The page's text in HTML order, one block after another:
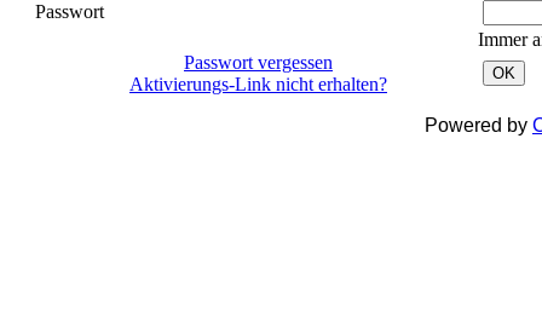
Passwort
Immer
Passwort vergessen
Aktivierungs-Link nicht erhalten?
OK
Powered by